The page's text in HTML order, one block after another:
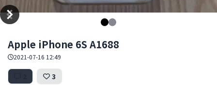
Apple iPhone 6S A1688
2021-07-16 12:49
3